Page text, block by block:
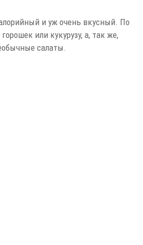
и уж очень вкусный. По
или кукурузу, а, так же,
салаты.